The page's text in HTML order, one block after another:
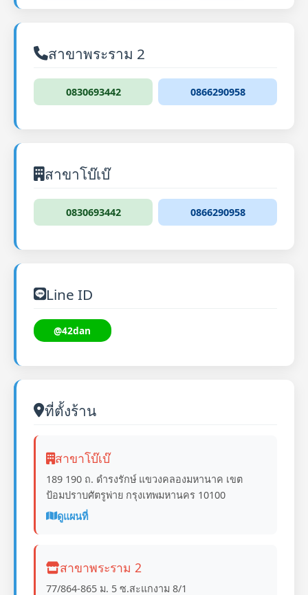
สาขาพระราม 2
0830693442 0866290958
สาขาโบ๊เบ๊
0830693442 0866290958
Line ID
@42dan
ที่ตั้งร้าน
สาขาโบ๊เบ๊
189 190 ถ. ดำรงรักษ์ แขวงคลองมหานาค เขต
ป้อมปราบศัตรูพ่าย กรุงเทพมหานคร 10100
ดูแผนที่
สาขาพระราม 2
77/864-865 ม. 5 ซ.สะแกงาม 8/1